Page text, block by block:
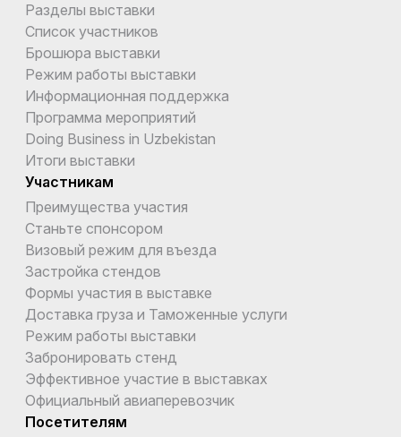
Разделы выставки
Список участников
Брошюра выставки
Режим работы выставки
Информационная поддержка
Программа мероприятий
Doing Business in Uzbekistan
Итоги выставки
Участникам
Преимущества участия
Станьте спонсором
Визовый режим для въезда
Застройка стендов
Формы участия в выставке
Доставка груза и Таможенные услуги
Режим работы выставки
Забронировать стенд
Эффективное участие в выставках
Официальный авиаперевозчик
Посетителям